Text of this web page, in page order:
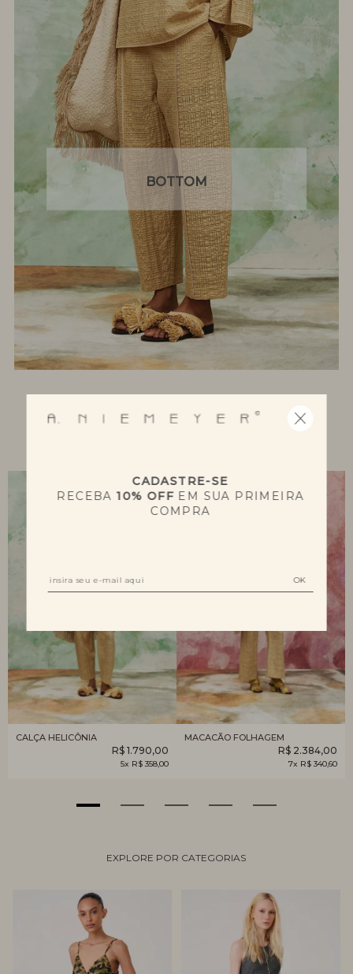
BOTTOM
CALÇA HELICÔNIA
R$ 1.790,00
5x R$ 358,00
MACACÃO FOLHAGEM
R$ 2.384,00
7x R$ 340,60
EXPLORE POR CATEGORIAS
CADASTRE-SE
RECEBA10% OFFEM SUA PRIMEIRA
COMPRA